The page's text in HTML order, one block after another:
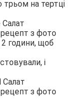
на тертці
години, щоб
і